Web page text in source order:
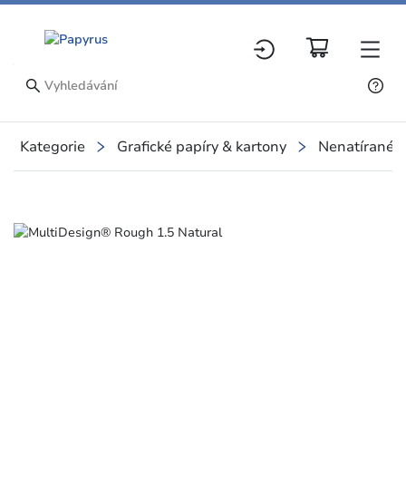
Kategorie Grafické papíry & kartony Nenatírané
Slide 1 of 1